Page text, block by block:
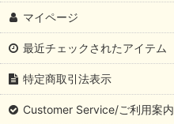
マイページ
最近チェックされたアイテム
特定商取引法表示
Customer Service/ご利用案内